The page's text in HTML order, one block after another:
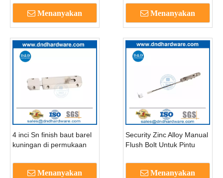
DDDB016
Menanyakan Menanyakan
4 inci Sn finish baut barel
kuningan di permukaan
Menanyakan
Security Zinc Alloy Manual
Flush Bolt Untuk Pintu
Menanyakan